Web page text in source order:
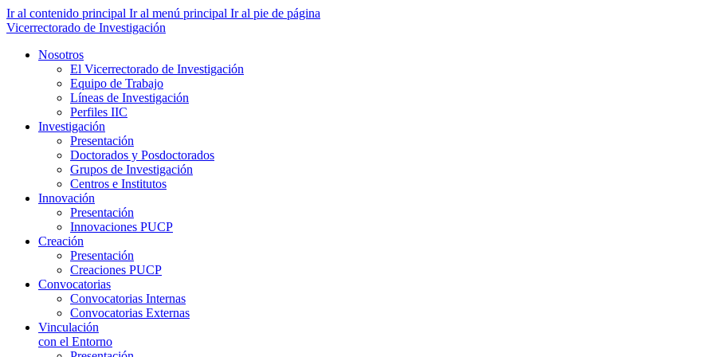
Ir al contenido principal Ir al menú principal Ir al pie de página
Vicerrectorado de Investigación
Nosotros
El Vicerrectorado de Investigación
Equipo de Trabajo
Líneas de Investigación
Perfiles IIC
Investigación
Presentación
Doctorados y Posdoctorados
Grupos de Investigación
Centros e Institutos
Innovación
Presentación
Innovaciones PUCP
Creación
Presentación
Creaciones PUCP
Convocatorias
Convocatorias Internas
Convocatorias Externas
Vinculación
con el Entorno